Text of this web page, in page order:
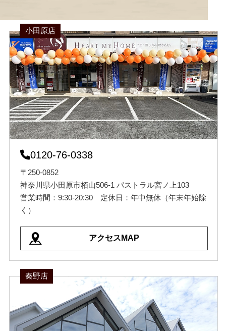
小田原店
0120-76-0338
〒250-0852
神奈川県小田原市栢山506-1 パストラル宮ノ上103
営業時間：9:30-20:30 定休日：年中無休（年末年始除
く）
アクセスMAP
秦野店